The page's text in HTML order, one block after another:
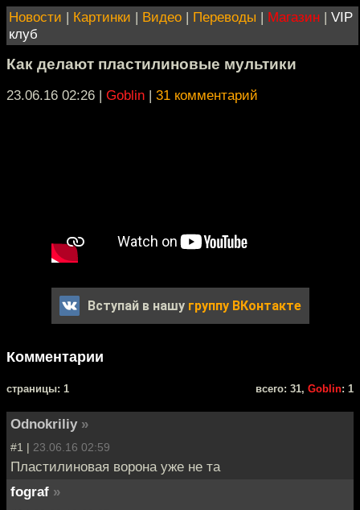
Новости | Картинки | Видео | Переводы | Магазин | VIP
клуб
Как делают пластилиновые мультики
23.06.16 02:26 | Goblin | 31 комментарий
Вступай в нашу группу ВКонтакте
Комментарии
cтраницы: 1 всего: 31, Goblin: 1
Odnokriliy »
#1 | 23.06.16 02:59
Пластилиновая ворона уже не та
fograf »